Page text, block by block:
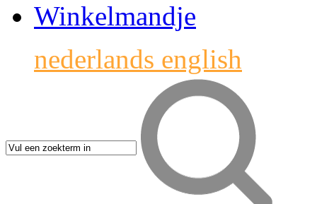
Winkelmandje
nederlands english